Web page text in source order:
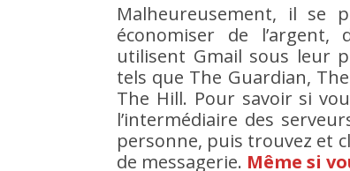
Malheureusement, il se
économiser de l’argent,
utilisent Gmail sous leur
tels que The Guardian,
The Hill. Pour savoir si
l’intermédiaire des
personne, puis trouvez et
de messagerie. Même si